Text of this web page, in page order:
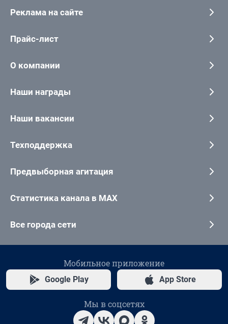
Реклама на сайте
Прайс-лист
О компании
Наши награды
Наши вакансии
Техподдержка
Предвыборная агитация
Статистика канала в MAX
Все города сети
Мобильное приложение
Google Play App Store
Мы в соцсетях